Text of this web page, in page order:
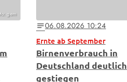
gem
notes06.08.2026 10:24
Ernte ab September
Birnenverbrauch in
Deutschland deutlich
gestiegen